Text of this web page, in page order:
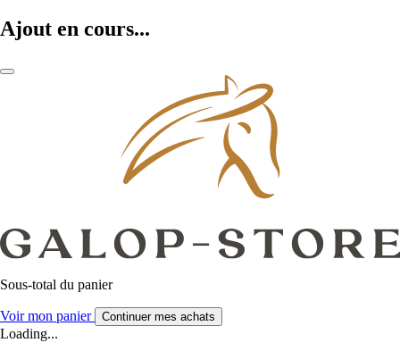
Ajout en cours...
Sous-total du panier
Voir mon panier Continuer mes achats
Loading...